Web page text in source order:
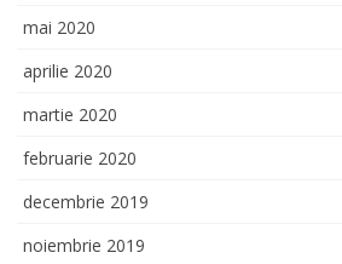
mai 2020
aprilie 2020
martie 2020
februarie 2020
decembrie 2019
noiembrie 2019